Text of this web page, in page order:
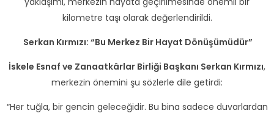
kilometre taşı olarak değerlendirildi.
Serkan Kırmızı: “Bu Merkez Bir Hayat Dönüşümüdür”
İskele Esnaf ve Zanaatkârlar Birliği Başkanı Serkan Kırmızı,
merkezin önemini şu sözlerle dile getirdi:
“Her tuğla, bir gencin geleceğidir. Bu bina sadece duvarlardan